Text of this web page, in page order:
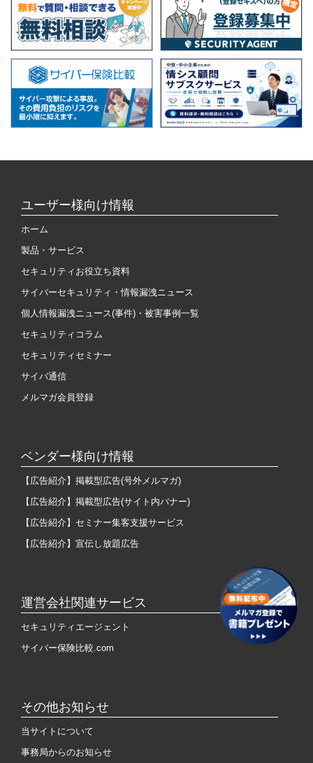
ユーザー様向け情報
ホーム
製品・サービス
セキュリティお役立ち資料
サイバーセキュリティ・情報漏洩ニュース
個人情報漏洩ニュース(事件)・被害事例一覧
セキュリティコラム
セキュリティセミナー
サイバ通信
メルマガ会員登録
ベンダー様向け情報
【広告紹介】掲載型広告(号外メルマガ)
【広告紹介】掲載型広告(サイト内バナー)
【広告紹介】セミナー集客支援サービス
【広告紹介】宣伝し放題広告
運営会社関連サービス
セキュリティエージェント
サイバー保険比較.com
その他お知らせ
当サイトについて
事務局からのお知らせ